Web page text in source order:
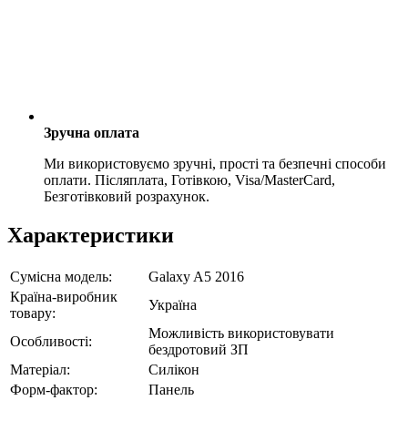
Зручна оплата
Ми використовуємо зручні, прості та безпечні способи
оплати. Післяплата, Готівкою, Visa/MasterCard,
Безготівковий розрахунок.
Характеристики
Сумісна модель:
Galaxy A5 2016
Країна-виробник
товару:
Україна
Особливості:
Можливість використовувати
бездротовий ЗП
Матеріал:
Силікон
Форм-фактор:
Панель